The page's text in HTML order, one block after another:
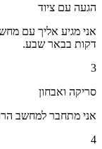
הגעה עם ציוד
דקות בבאר שבע.
3
סריקה ואבחון
אני מתחבר למחשב
4